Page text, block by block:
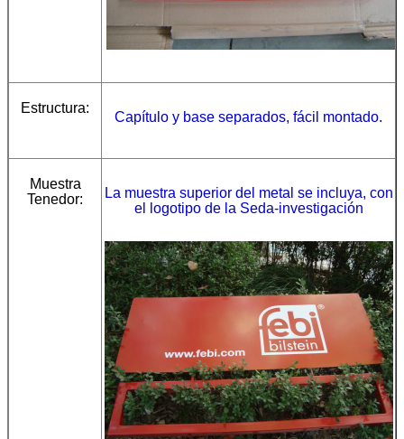
Estructura:
Capítulo y base separados, fácil montado.
Muestra
Tenedor:
La muestra superior del metal se incluya, con
el logotipo de la Seda-investigación